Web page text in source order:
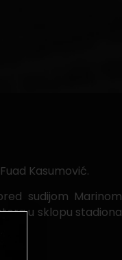
Kasumović.
sudijom Marinom
u sklopu stadiona